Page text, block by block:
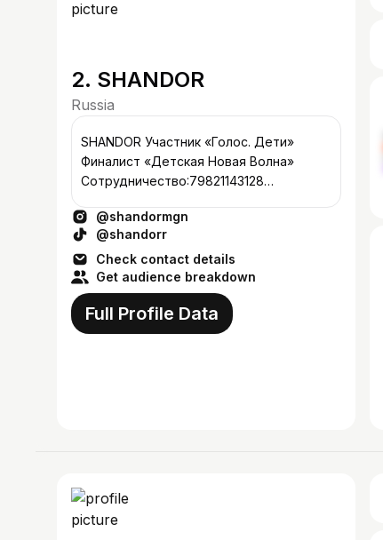
2. SHANDOR
Russia
SHANDOR Участник «Голос. Дети»
Финалист «Детская Новая Волна»
Сотрудничество:79821143128
(Татьяна) Info@talantino.ru
@shandormgn
@shandorr
Check contact details
Get audience breakdown
Full Profile Data